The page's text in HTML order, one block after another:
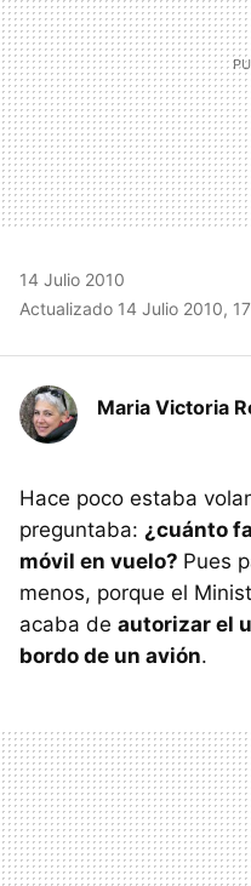
14 Julio 2010
Actualizado 14 Julio 2010,
Maria Victoria
Hace poco estaba
preguntaba: ¿cuánto
móvil en vuelo? Pues
menos, porque el
acaba de autorizar el
bordo de un avión.